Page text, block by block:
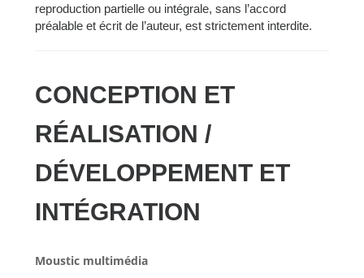
reproduction partielle ou intégrale, sans l’accord
préalable et écrit de l’auteur, est strictement interdite.
CONCEPTION ET
RÉALISATION /
DÉVELOPPEMENT ET
INTÉGRATION
Moustic multimédia